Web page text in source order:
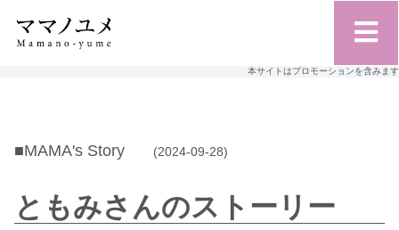
本サイトはプロモーションを含みます
■MAMA's Story (2024-09-28)
ともみさんのストーリー